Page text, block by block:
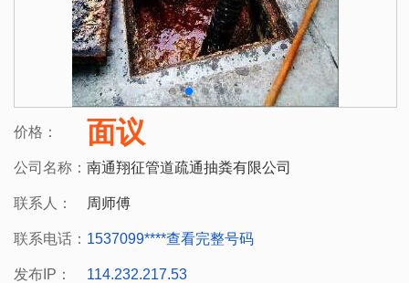
价格： 面议
公司名称： 南通翔征管道疏通抽粪有限公司
联系人： 周师傅
联系电话： 1537099****查看完整号码
发布IP： 114.232.217.53